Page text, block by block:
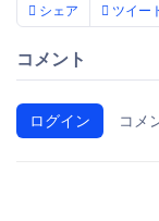
シェア ツイー
コメント
ログイン コメ